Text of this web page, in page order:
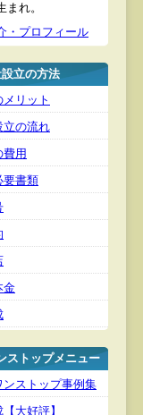
まれ。
・プロフィール
立の方法
リット
立の流れ
用
要書類
金
ストップメニュー
ンストップ事例集
大好評】